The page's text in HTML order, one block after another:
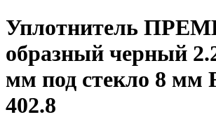
Уплотнитель
образный черный
мм под стекло 8 мм
402.8